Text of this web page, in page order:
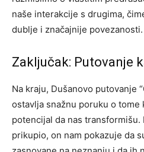
naše interakcije s drugima,
dublje i značajnije povezanosti.
Zaključak: Putovanje
Na kraju, Dušanovo putovanje
ostavlja snažnu poruku o tome
potencijal da nas
prikupio, on nam pokazuje da